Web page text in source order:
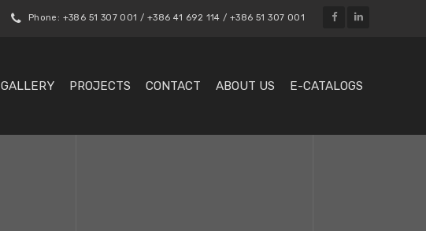
Phone: +386 51 307 001 / +386 41 692 114 / +386 51 307 001
GALLERY PROJECTS CONTACT ABOUT US E-CATALOGS